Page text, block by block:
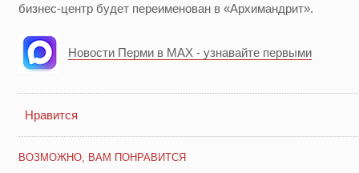
бизнес-центр будет переименован в «Архимандрит».
Новости Перми в MAX - узнавайте первыми
Нравится
ВОЗМОЖНО, ВАМ ПОНРАВИТСЯ